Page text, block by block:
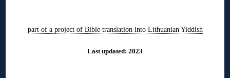
part of a project of Bible translation into Lithuanian Yiddish
Last updated: 2023